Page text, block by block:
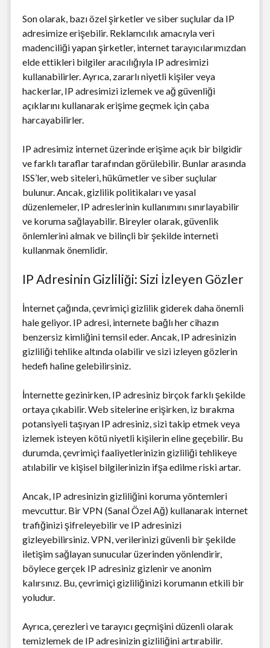
Son olarak, bazı özel şirketler ve siber suçlular da IP
adresimize erişebilir. Reklamcılık amacıyla veri
madenciliği yapan şirketler, internet tarayıcılarımızdan
elde ettikleri bilgiler aracılığıyla IP adresimizi
kullanabilirler. Ayrıca, zararlı niyetli kişiler veya
hackerlar, IP adresimizi izlemek ve ağ güvenliği
açıklarını kullanarak erişime geçmek için çaba
harcayabilirler.
IP adresimiz internet üzerinde erişime açık bir bilgidir
ve farklı taraflar tarafından görülebilir. Bunlar arasında
ISS’ler, web siteleri, hükümetler ve siber suçlular
bulunur. Ancak, gizlilik politikaları ve yasal
düzenlemeler, IP adreslerinin kullanımını sınırlayabilir
ve koruma sağlayabilir. Bireyler olarak, güvenlik
önlemlerini almak ve bilinçli bir şekilde interneti
kullanmak önemlidir.
IP Adresinin Gizliliği: Sizi İzleyen Gözler
İnternet çağında, çevrimiçi gizlilik giderek daha önemli
hale geliyor. IP adresi, internete bağlı her cihazın
benzersiz kimliğini temsil eder. Ancak, IP adresinizin
gizliliği tehlike altında olabilir ve sizi izleyen gözlerin
hedefi haline gelebilirsiniz.
İnternette gezinirken, IP adresiniz birçok farklı şekilde
ortaya çıkabilir. Web sitelerine erişirken, iz bırakma
potansiyeli taşıyan IP adresiniz, sizi takip etmek veya
izlemek isteyen kötü niyetli kişilerin eline geçebilir. Bu
durumda, çevrimiçi faaliyetlerinizin gizliliği tehlikeye
atılabilir ve kişisel bilgilerinizin ifşa edilme riski artar.
Ancak, IP adresinizin gizliliğini koruma yöntemleri
mevcuttur. Bir VPN (Sanal Özel Ağ) kullanarak internet
trafiğinizi şifreleyebilir ve IP adresinizi
gizleyebilirsiniz. VPN, verilerinizi güvenli bir şekilde
iletişim sağlayan sunucular üzerinden yönlendirir,
böylece gerçek IP adresiniz gizlenir ve anonim
kalırsınız. Bu, çevrimiçi gizliliğinizi korumanın etkili bir
yoludur.
Ayrıca, çerezleri ve tarayıcı geçmişini düzenli olarak
temizlemek de IP adresinizin gizliliğini artırabilir.